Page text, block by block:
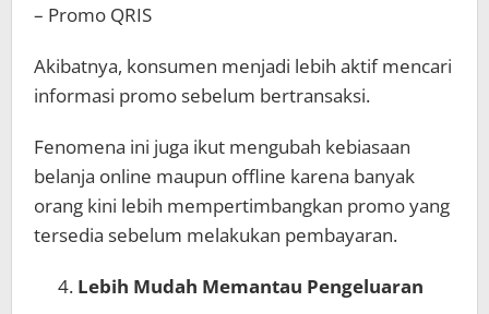
– Promo QRIS
Akibatnya, konsumen menjadi lebih aktif mencari
informasi promo sebelum bertransaksi.
Fenomena ini juga ikut mengubah kebiasaan
belanja online maupun offline karena banyak
orang kini lebih mempertimbangkan promo yang
tersedia sebelum melakukan pembayaran.
Lebih Mudah Memantau Pengeluaran